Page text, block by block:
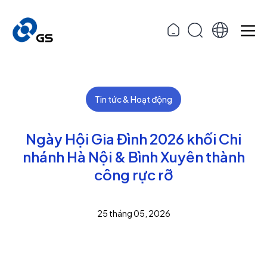
Tin tức & Hoạt động
Ngày Hội Gia Đình 2026 khối Chi
nhánh Hà Nội & Bình Xuyên thành
công rực rỡ
25 tháng 05, 2026